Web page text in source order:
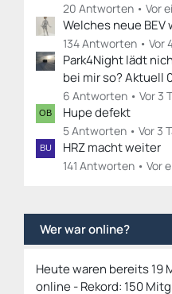
20 Antworten Vor
Welches neue BEV
134 Antworten Vor
Park4Night lädt
bei mir so? Aktuell
6 Antworten Vor 3
Hupe defekt
5 Antworten Vor 3
HRZ macht weiter
141 Antworten Vor
Wer war online?
Heute waren bereits 19
online - Rekord: 150